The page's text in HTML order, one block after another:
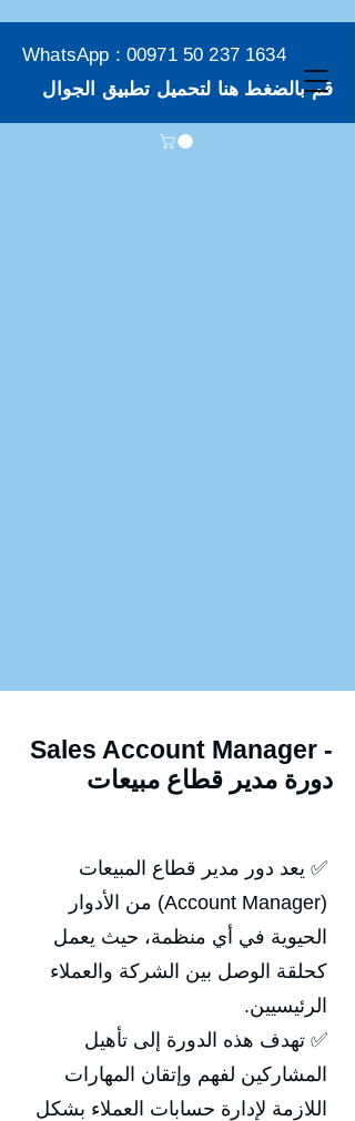
WhatsApp : 00971 50 237 1634
قم بالضغط هنا لتحميل تطبيق الجوال
Sales Account Manager -
دورة مدير قطاع مبيعات
✅ يعد دور مدير قطاع المبيعات
(Account Manager) من الأدوار
الحيوية في أي منظمة، حيث يعمل
كحلقة الوصل بين الشركة والعملاء
الرئيسيين.
✅ تهدف هذه الدورة إلى تأهيل
المشاركين لفهم وإتقان المهارات
اللازمة لإدارة حسابات العملاء بشكل